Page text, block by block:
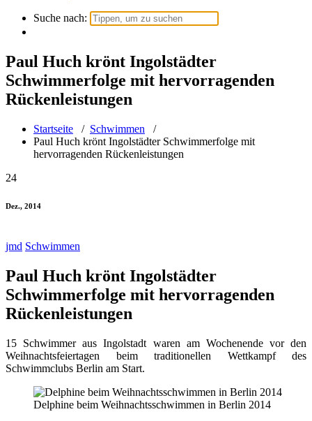
Suche nach:
Paul Huch krönt Ingolstädter
Schwimmerfolge mit hervorragenden
Rückenleistungen
Startseite / Schwimmen /
Paul Huch krönt Ingolstädter Schwimmerfolge mit
hervorragenden Rückenleistungen
24
Dez., 2014
jmd Schwimmen
Paul Huch krönt Ingolstädter
Schwimmerfolge mit hervorragenden
Rückenleistungen
15 Schwimmer aus Ingolstadt waren am Wochenende vor den
Weihnachtsfeiertagen beim traditionellen Wettkampf des
Schwimmclubs Berlin am Start.
Delphine beim Weihnachtsschwimmen in Berlin 2014